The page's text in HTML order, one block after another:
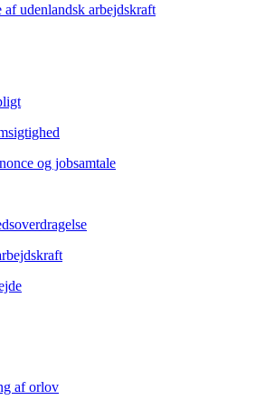
af udenlandsk arbejdskraft
og jobsamtale
af orlov